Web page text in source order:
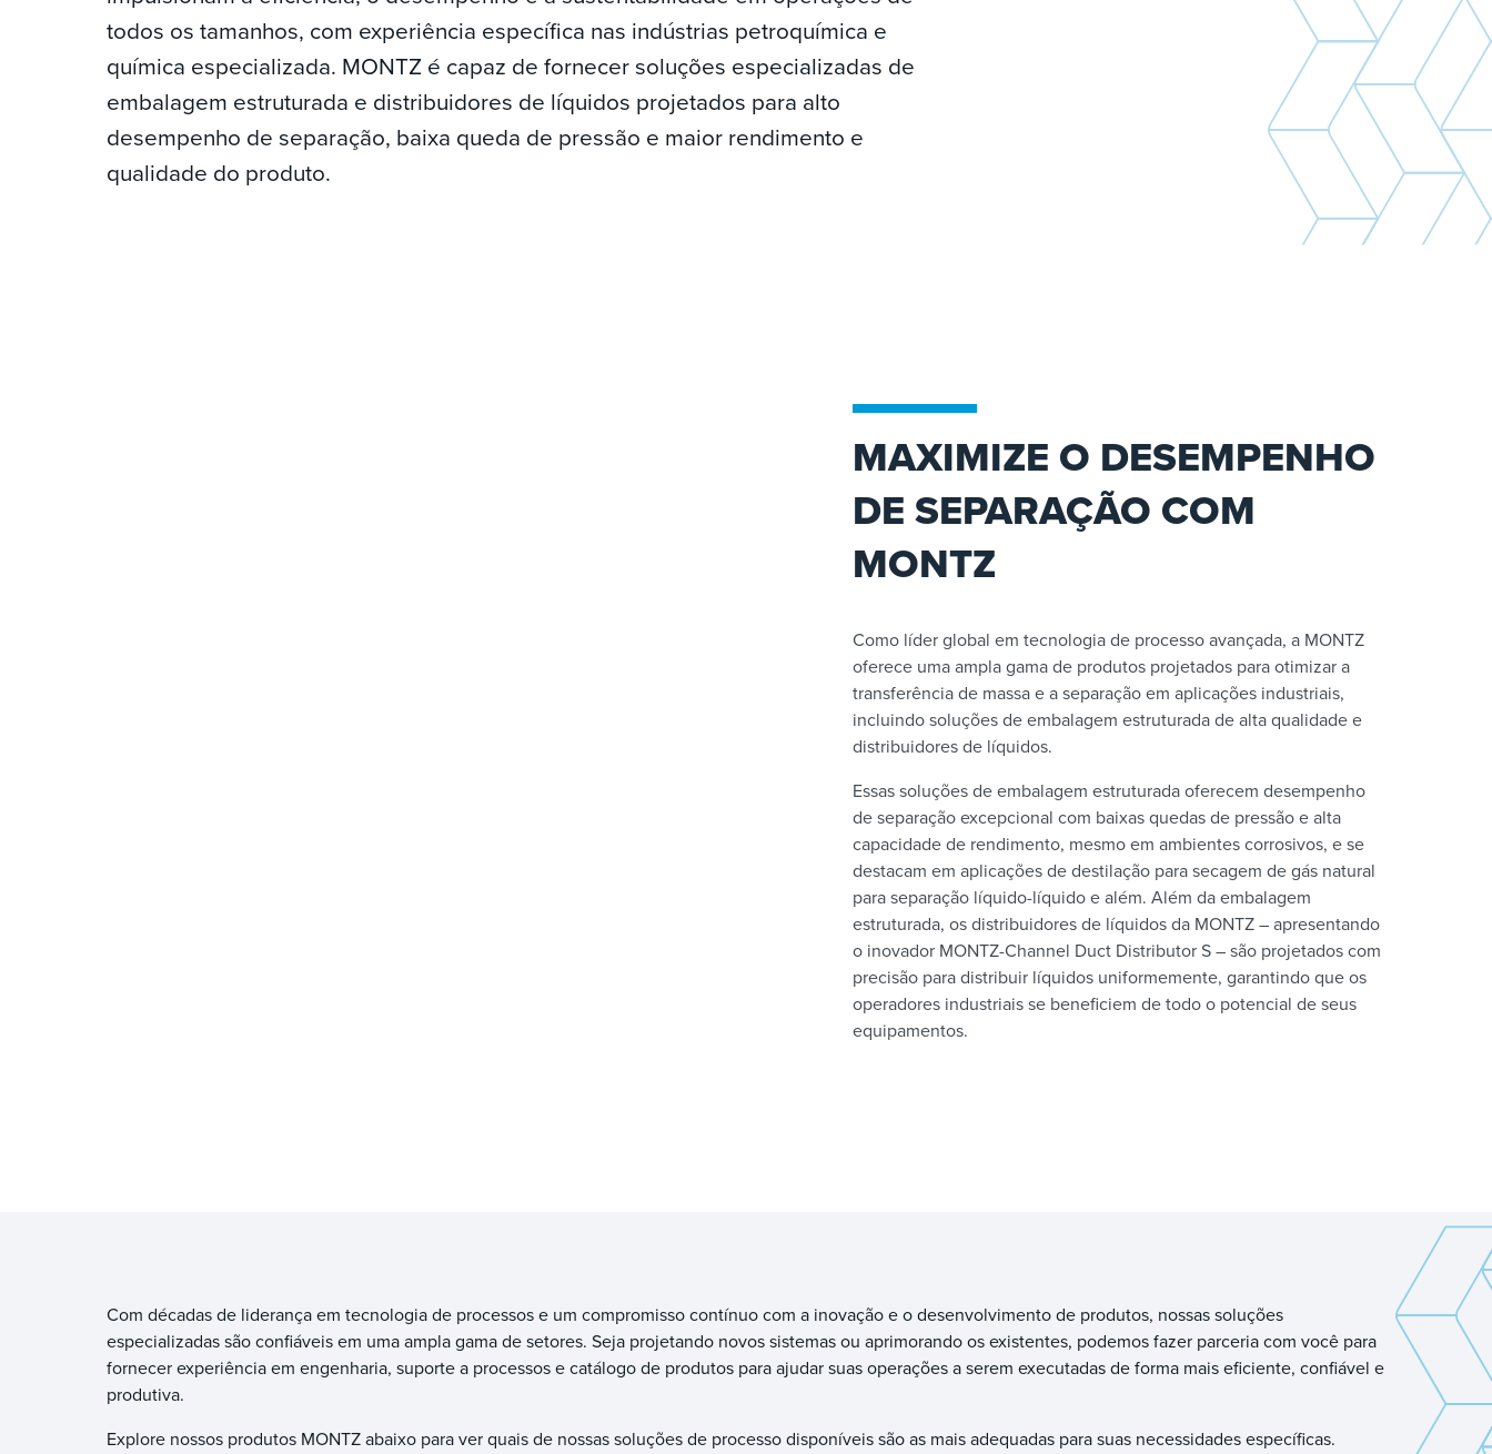
todos os tamanhos, com experiência específica nas indústrias petroquímica e
química especializada. MONTZ é capaz de fornecer soluções especializadas de
embalagem estruturada e distribuidores de líquidos projetados para alto
desempenho de separação, baixa queda de pressão e maior rendimento e
qualidade do produto.
MAXIMIZE O DESEMPENHO
DE SEPARAÇÃO COM
MONTZ
Como líder global em tecnologia de processo avançada, a MONTZ
oferece uma ampla gama de produtos projetados para otimizar a
transferência de massa e a separação em aplicações industriais,
incluindo soluções de embalagem estruturada de alta qualidade e
distribuidores de líquidos.
Essas soluções de embalagem estruturada oferecem desempenho
de separação excepcional com baixas quedas de pressão e alta
capacidade de rendimento, mesmo em ambientes corrosivos, e se
destacam em aplicações de destilação para secagem de gás natural
para separação líquido-líquido e além. Além da embalagem
estruturada, os distribuidores de líquidos da MONTZ – apresentando
o inovador MONTZ-Channel Duct Distributor S – são projetados com
precisão para distribuir líquidos uniformemente, garantindo que os
operadores industriais se beneficiem de todo o potencial de seus
equipamentos.
Com décadas de liderança em tecnologia de processos e um compromisso contínuo com a inovação e o desenvolvimento de produtos, nossas soluções
especializadas são confiáveis em uma ampla gama de setores. Seja projetando novos sistemas ou aprimorando os existentes, podemos fazer parceria com você para
fornecer experiência em engenharia, suporte a processos e catálogo de produtos para ajudar suas operações a serem executadas de forma mais eficiente, confiável e
produtiva.
Explore nossos produtos MONTZ abaixo para ver quais de nossas soluções de processo disponíveis são as mais adequadas para suas necessidades específicas.